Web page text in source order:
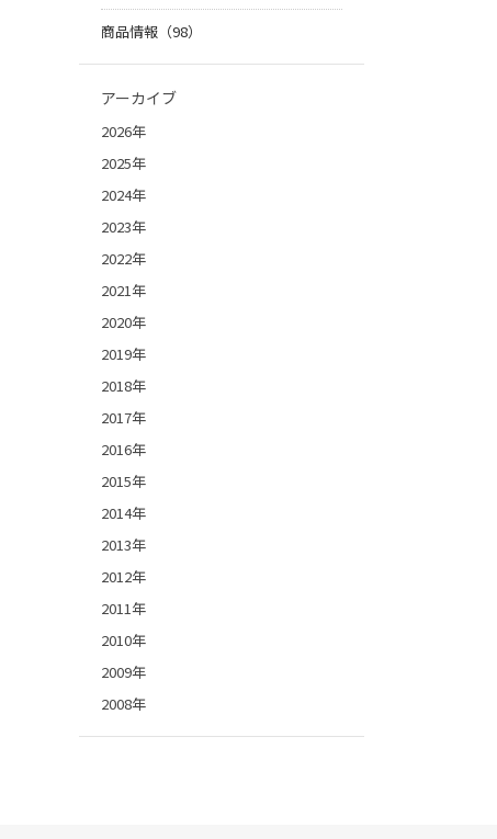
商品情報（98）
アーカイブ
2026年
2025年
2024年
2023年
2022年
2021年
2020年
2019年
2018年
2017年
2016年
2015年
2014年
2013年
2012年
2011年
2010年
2009年
2008年